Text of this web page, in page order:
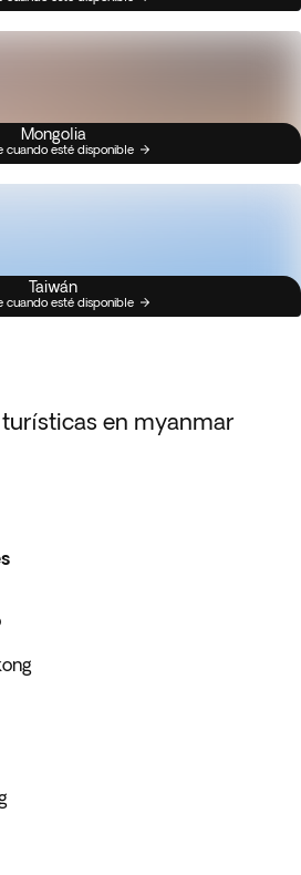
Mongolia
cuando esté disponible
Taiwán
cuando esté disponible
en myanmar